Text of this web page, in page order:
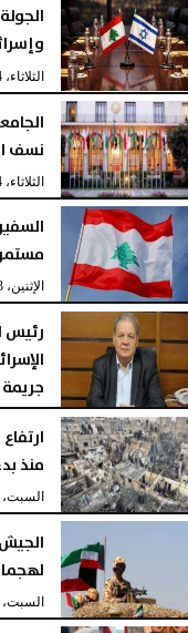
الثلاثاء، 4 أغسطس 2026
نسف
الثلاثاء، 4 أغسطس 2026
الإثنين، 3 أغسطس 2026
رئيس
السبت، 1 أغسطس 2026
منذ
السبت، 1 أغسطس 2026
السبت، 1 أغسطس 2026